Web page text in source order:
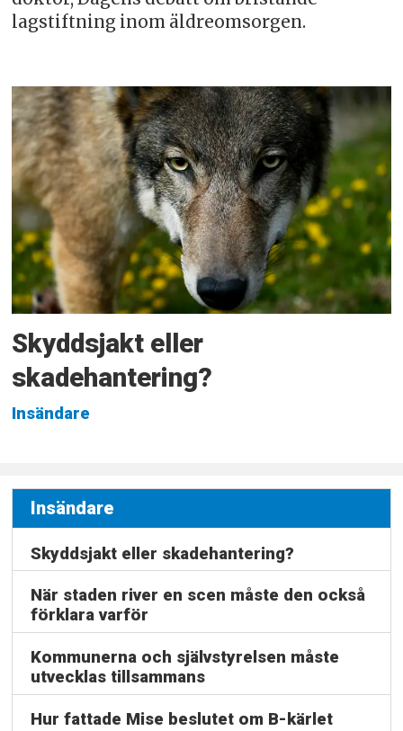
lagstiftning inom äldreomsorgen.
Skyddsjakt eller
skadehantering?
Insändare
Insändare
Skyddsjakt eller skadehantering?
När staden river en scen måste den också
förklara varför
Kommunerna och självstyrelsen måste
utvecklas tillsammans
Hur fattade Mise beslutet om B-kärlet